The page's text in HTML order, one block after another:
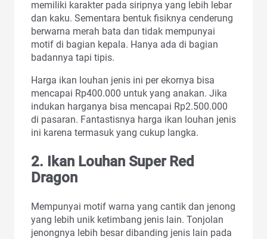
memiliki karakter pada siripnya yang lebih lebar
dan kaku. Sementara bentuk fisiknya cenderung
berwarna merah bata dan tidak mempunyai
motif di bagian kepala. Hanya ada di bagian
badannya tapi tipis.
Harga ikan louhan jenis ini per ekornya bisa
mencapai Rp400.000 untuk yang anakan. Jika
indukan harganya bisa mencapai Rp2.500.000
di pasaran. Fantastisnya harga ikan louhan jenis
ini karena termasuk yang cukup langka.
2. Ikan Louhan Super Red
Dragon
Mempunyai motif warna yang cantik dan jenong
yang lebih unik ketimbang jenis lain. Tonjolan
jenongnya lebih besar dibanding jenis lain pada